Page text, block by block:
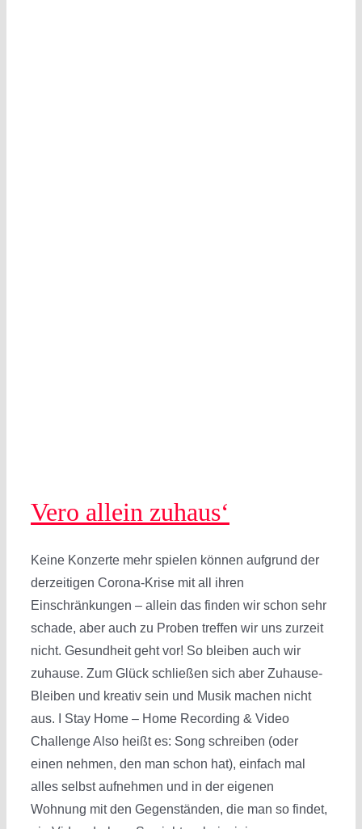
Vero allein zuhaus‘
Keine Konzerte mehr spielen können aufgrund der
derzeitigen Corona-Krise mit all ihren
Einschränkungen – allein das finden wir schon sehr
schade, aber auch zu Proben treffen wir uns zurzeit
nicht. Gesundheit geht vor! So bleiben auch wir
zuhause. Zum Glück schließen sich aber Zuhause-
Bleiben und kreativ sein und Musik machen nicht
aus. I Stay Home – Home Recording & Video
Challenge Also heißt es: Song schreiben (oder
einen nehmen, den man schon hat), einfach mal
alles selbst aufnehmen und in der eigenen
Wohnung mit den Gegenständen, die man so findet,